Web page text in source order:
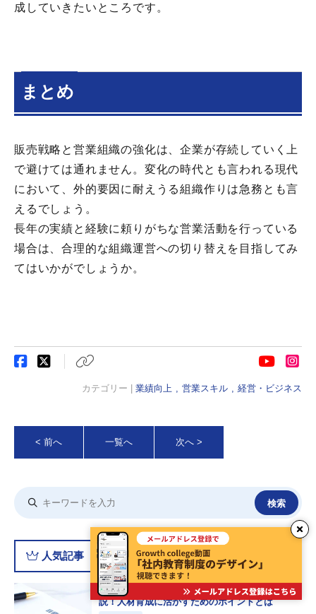
成していきたいところです。
まとめ
販売戦略と営業組織の強化は、企業が存続していく上
で避けては通れません。変化の時代とも言われる現代
において、外的要因に耐えうる組織作りは急務とも言
えるでしょう。
長年の実績と経験に頼りがちな営業活動を行っている
場合は、合理的な組織運営への切り替えを目指してみ
てはいかがでしょうか。
カテゴリー | 業績向上 営業スキル 経営・ビジネス
< 前へ 一覧へ 次へ >
人気記事
【職種別例文あり】目標管理シートの書き方を解
説！人材育成に活かすためのポイントとは